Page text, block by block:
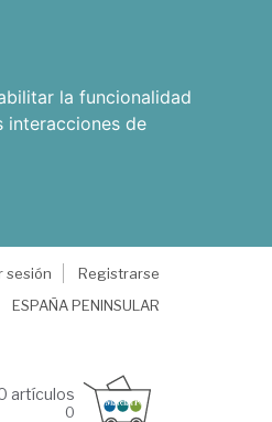
la funcionalidad
interacciones de
sesión
Registrarse
ESPAÑA PENINSULAR
artículos
0